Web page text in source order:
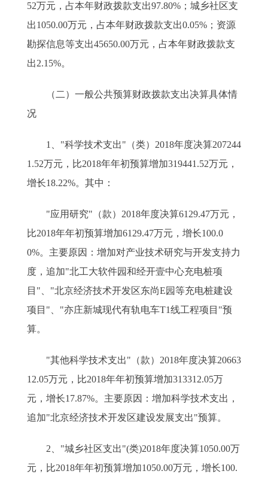
52万元，占本年财政拨款支出97.80%；城乡社区支
出1050.00万元，占本年财政拨款支出0.05%；资源
勘探信息等支出45650.00万元，占本年财政拨款支
出2.15%。
（二）一般公共预算财政拨款支出决算具体情
况
1、"科学技术支出"（类）2018年度决算207244
1.52万元，比2018年年初预算增加319441.52万元，
增长18.22%。其中：
"应用研究"（款）2018年度决算6129.47万元，
比2018年年初预算增加6129.47万元，增长100.0
0%。主要原因：增加对产业技术研究与开发支持力
度，追加"北工大软件园和经开壹中心充电桩项
目"、"北京经济技术开发区东尚E园等充电桩建设
项目"、"亦庄新城现代有轨电车T1线工程项目"预
算。
"其他科学技术支出"（款）2018年度决算20663
12.05万元，比2018年年初预算增加313312.05万
元，增长17.87%。主要原因：增加科学技术支出，
追加"北京经济技术开发区建设发展支出"预算。
2、"城乡社区支出"(类)2018年度决算1050.00万
元，比2018年年初预算增加1050.00万元，增长100.